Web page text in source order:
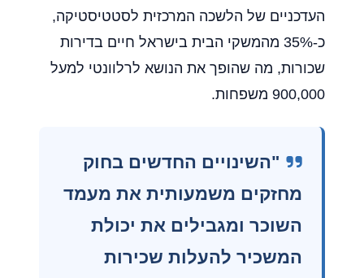
העדכניים של הלשכה המרכזית לסטטיסטיקה,
כ-35% מהמשקי הבית בישראל חיים בדירות
שכורות, מה שהופך את הנושא לרלוונטי למעל
900,000 משפחות.
"השינויים החדשים בחוק
מחזקים משמעותית את מעמד
השוכר ומגבילים את יכולת
המשכיר להעלות שכירות